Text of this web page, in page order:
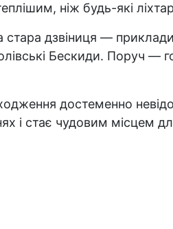
ніж будь-які
дзвіниця —
Бескиди. Поруч —
достеменно
і стає чудовим місцем